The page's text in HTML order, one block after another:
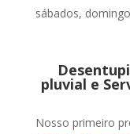
sábados,
pluvial e
Nosso primeiro